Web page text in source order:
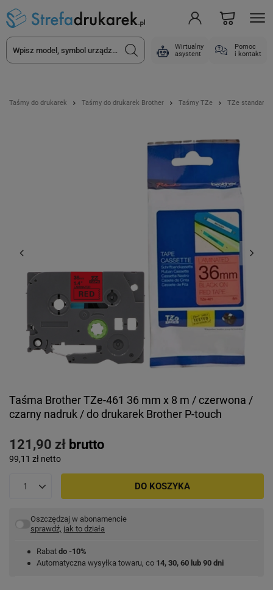
Wirtualny
asystent
Pomoc
i kontakt
Taśmy do drukarek Taśmy do drukarek Brother Taśmy TZe TZe
Taśma Brother TZe-461 36 mm x 8 m / czerwona /
czarny nadruk / do drukarek Brother P-touch
121,90 zł brutto
99,11 zł netto
DO KOSZYKA
Oszczędzaj w abonamencie
sprawdź, jak to działa
Rabat do -10%
Automatyczna wysyłka towaru, co 14, 30, 60 lub 90 dni